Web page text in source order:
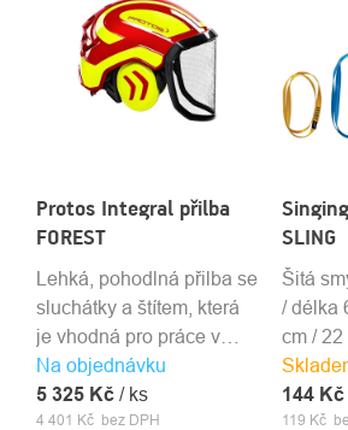
Protos Integral přilba
FOREST
Na objednávku
4 401 Kč bez DPH
5 325 Kč / ks
Lehká, pohodlná přilba se
sluchátky a štítem, která
je vhodná pro práce v
lese a práce s motorovou
pilou.
SLING
119 Kč
144 Kč
Šitá
/ délka
cm / 22
566 •